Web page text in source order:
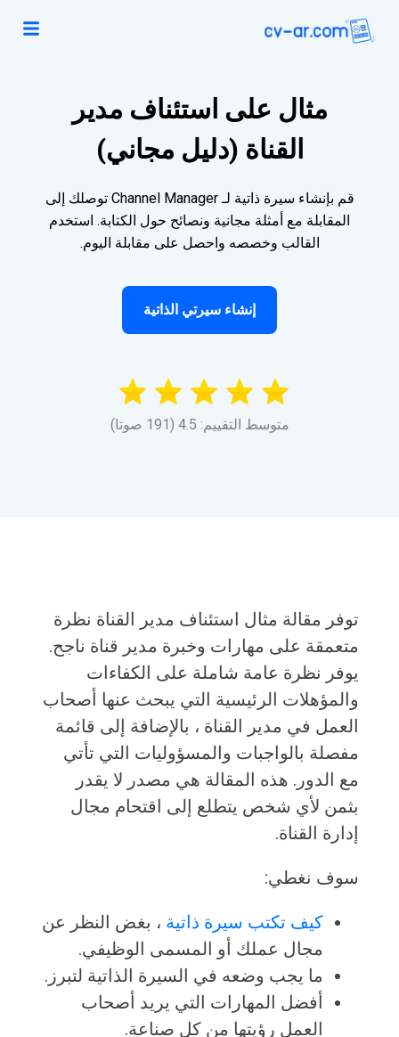
مثال على استئناف مدير
القناة (دليل مجاني)
قم بإنشاء سيرة ذاتية لـ Channel Manager توصلك إلى
المقابلة مع أمثلة مجانية ونصائح حول الكتابة. استخدم
القالب وخصصه واحصل على مقابلة اليوم.
إنشاء سيرتي الذاتية
متوسط التقييم: 4.5 (191 صوتا)
توفر مقالة مثال استئناف مدير القناة نظرة
متعمقة على مهارات وخبرة مدير قناة ناجح.
يوفر نظرة عامة شاملة على الكفاءات
والمؤهلات الرئيسية التي يبحث عنها أصحاب
العمل في مدير القناة ، بالإضافة إلى قائمة
مفصلة بالواجبات والمسؤوليات التي تأتي
مع الدور. هذه المقالة هي مصدر لا يقدر
بثمن لأي شخص يتطلع إلى اقتحام مجال
إدارة القناة.
سوف نغطي:
كيف تكتب سيرة ذاتية ، بغض النظر عن
مجال عملك أو المسمى الوظيفي.
ما يجب وضعه في السيرة الذاتية لتبرز.
أفضل المهارات التي يريد أصحاب
العمل رؤيتها من كل صناعة.